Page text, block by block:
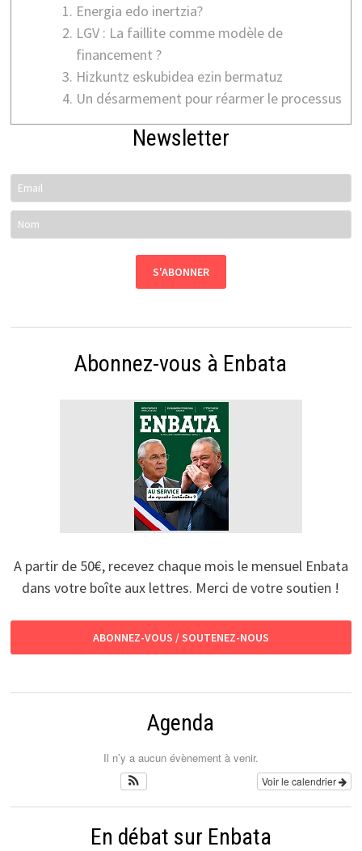
Energia edo inertzia?
LGV : La faillite comme modèle de
financement ?
Hizkuntz eskubidea ezin bermatuz
Un désarmement pour réarmer le processus
Newsletter
Abonnez-vous à Enbata
A partir de 50€, recevez chaque mois le mensuel Enbata
dans votre boîte aux lettres. Merci de votre soutien !
ABONNEZ-VOUS / SOUTENEZ-NOUS
Agenda
Il n’y a aucun évènement à venir.
Voir le calendrier
En débat sur Enbata